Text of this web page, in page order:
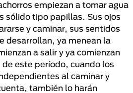
empiezan a tomar agua
sólido tipo papillas. Sus ojos
y caminar, sus sentidos
desarrollan, ya menean la
a salir y ya comienzan
de este período, cuando los
al caminar y
también lo harán